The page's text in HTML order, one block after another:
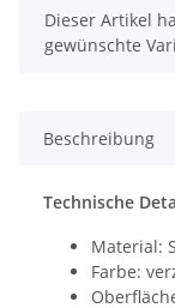
x
Dieser Artikel
gewünschte
Beschreibung
Technische
Material:
Farbe: